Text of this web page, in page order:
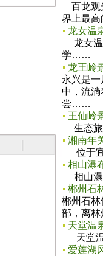
百龙观
界上最
龙女温
龙女温
学……
龙王岭
永兴是
中，流淌
尝……
王仙岭
生态旅
湘南年
位于宜
相山瀑
相山瀑
郴州石
郴州石林
部，离
天堂温
天堂温
爱莲湖